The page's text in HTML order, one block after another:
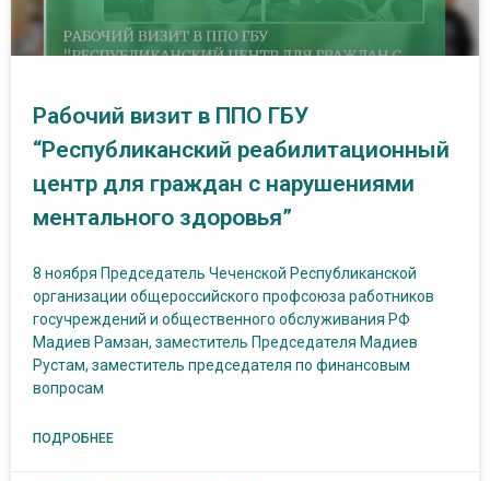
Рабочий визит в ППО ГБУ
“Республиканский реабилитационный
центр для граждан с нарушениями
ментального здоровья”
8 ноября Председатель Чеченской Республиканской
организации общероссийского профсоюза работников
госучреждений и общественного обслуживания РФ
Мадиев Рамзан, заместитель Председателя Мадиев
Рустам, заместитель председателя по финансовым
вопросам
ПОДРОБНЕЕ